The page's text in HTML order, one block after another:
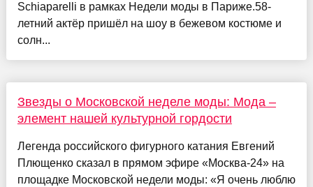
Schiaparelli в рамках Недели моды в Париже.58-
летний актёр пришёл на шоу в бежевом костюме и
солн...
Звезды о Московской неделе моды: Мода –
элемент нашей культурной гордости
Легенда российского фигурного катания Евгений
Плющенко сказал в прямом эфире «Москва-24» на
площадке Московской недели моды: «Я очень люблю